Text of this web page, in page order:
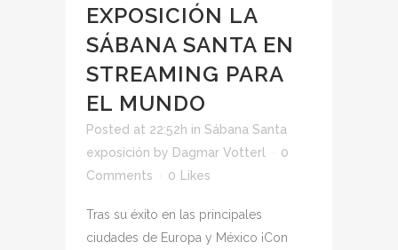
EXPOSICIÓN LA
SÁBANA SANTA EN
STREAMING PARA
EL MUNDO
Posted at 22:52h in Sábana Santa
exposición by Dagmar Votterl
0
Comments
0 Likes
Tras su éxito en las principales
ciudades de Europa y México ¡Con